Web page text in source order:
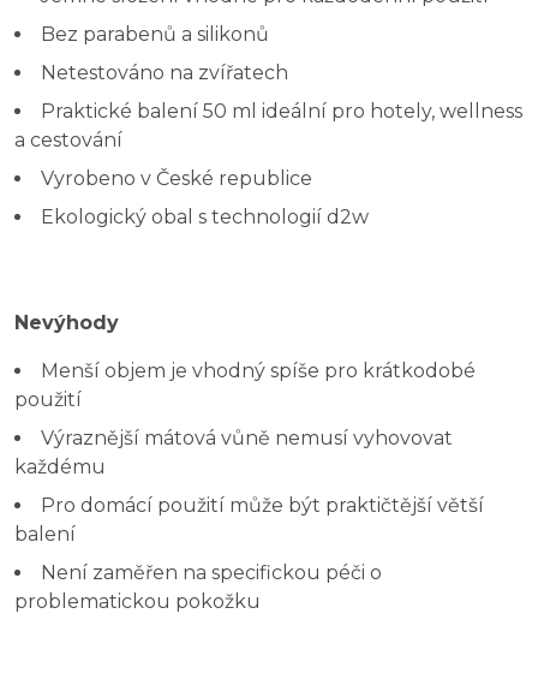
Bez parabenů a silikonů
Netestováno na zvířatech
Praktické balení 50 ml ideální pro hotely, wellness
a cestování
Vyrobeno v České republice
Ekologický obal s technologií d2w
Nevýhody
Menší objem je vhodný spíše pro krátkodobé
použití
Výraznější mátová vůně nemusí vyhovovat
každému
Pro domácí použití může být praktičtější větší
balení
Není zaměřen na specifickou péči o
problematickou pokožku